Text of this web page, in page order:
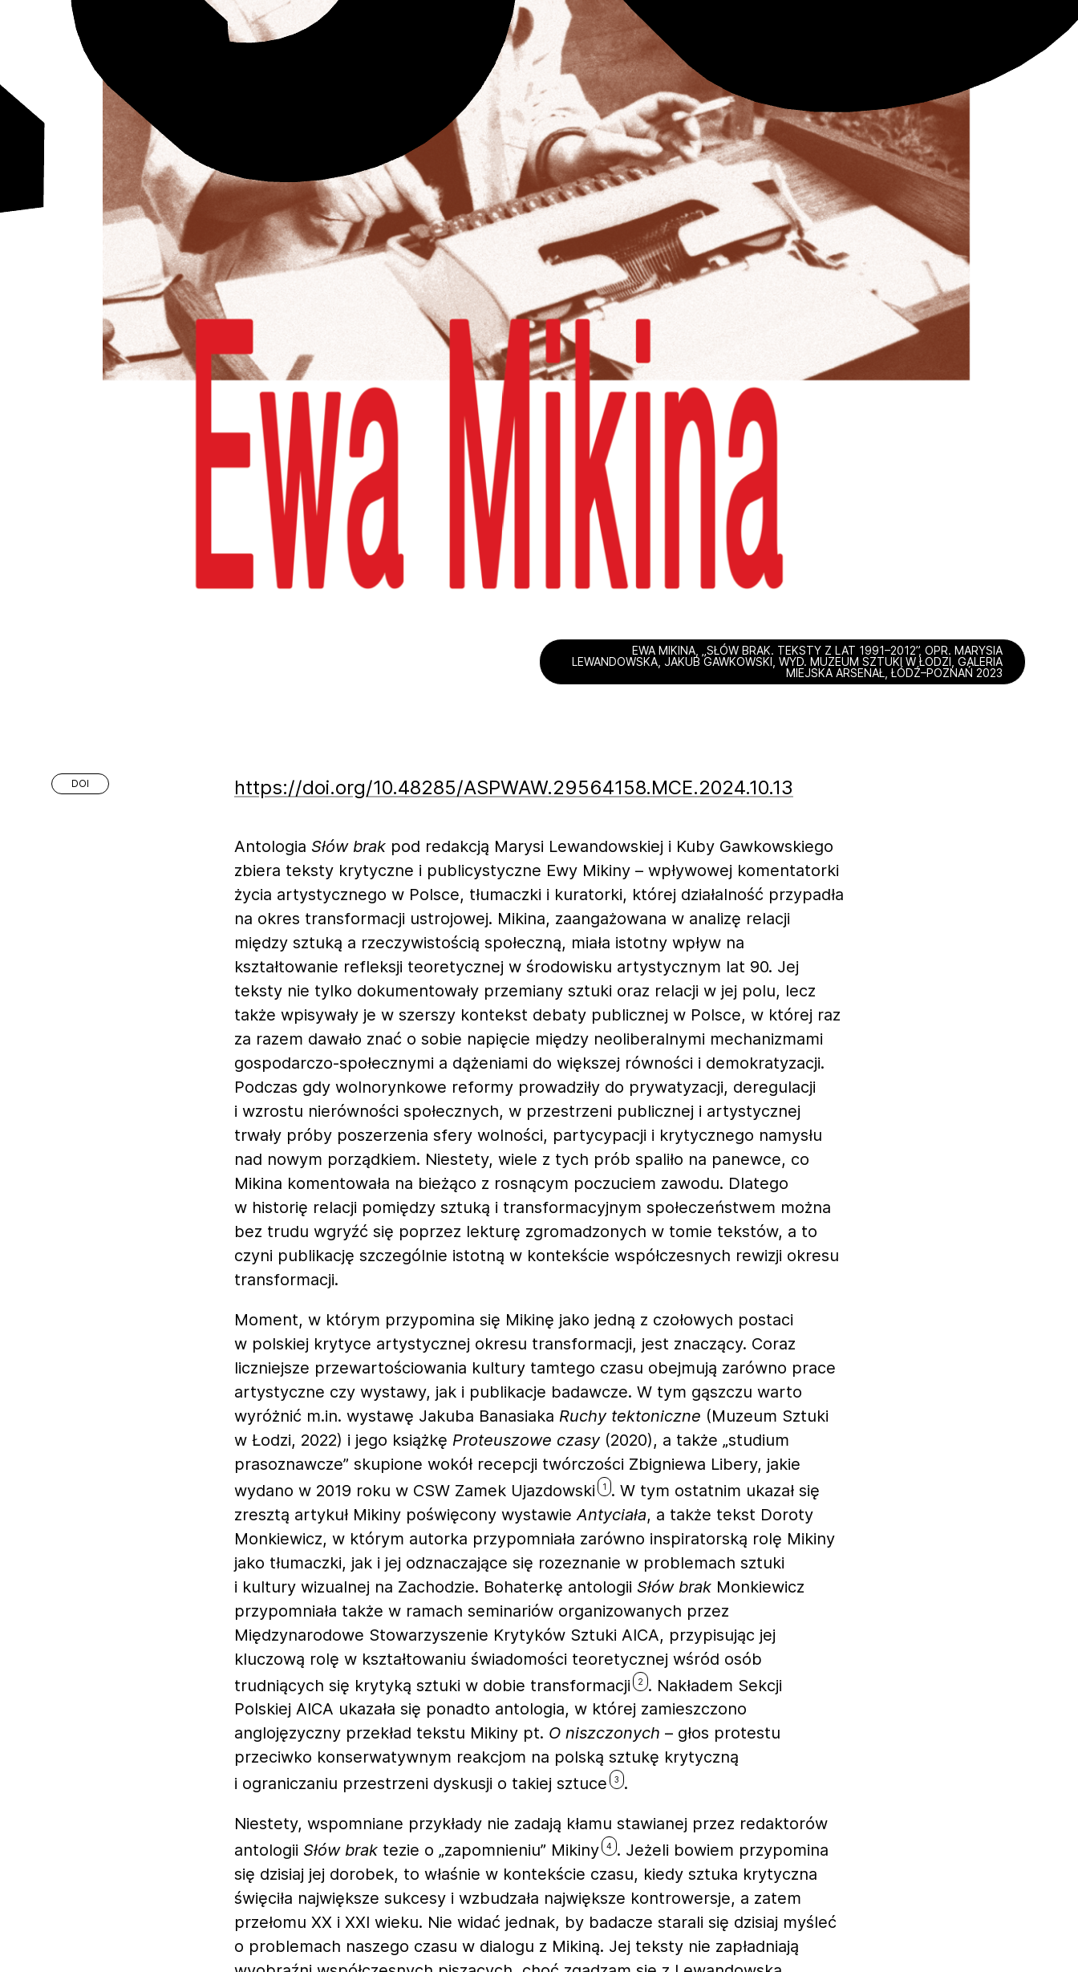
EWA MIKINA, „SŁÓW BRAK. TEKSTY Z LAT 1991–2012”, OPR. MARYSIA
LEWANDOWSKA, JAKUB GAWKOWSKI, WYD. MUZEUM SZTUKI W ŁODZI, GALERIA
MIEJSKA ARSENAŁ, ŁÓDŹ–POZNAŃ 2023
DOI https://doi.org/10.48285/ASPWAW.29564158.MCE.2024.10.13
Antologia Słów brak pod redakcją Marysi Lewandowskiej i Kuby Gawkowskiego
zbiera teksty krytyczne i publicystyczne Ewy Mikiny – wpływowej komentatorki
życia artystycznego w Polsce, tłumaczki i kuratorki, której działalność przypadła
na okres transformacji ustrojowej. Mikina, zaangażowana w analizę relacji
między sztuką a rzeczywistością społeczną, miała istotny wpływ na
kształtowanie refleksji teoretycznej w środowisku artystycznym lat 90. Jej
teksty nie tylko dokumentowały przemiany sztuki oraz relacji w jej polu, lecz
także wpisywały je w szerszy kontekst debaty publicznej w Polsce, w której raz
za razem dawało znać o sobie napięcie między neoliberalnymi mechanizmami
gospodarczo-społecznymi a dążeniami do większej równości i demokratyzacji.
Podczas gdy wolnorynkowe reformy prowadziły do prywatyzacji, deregulacji
i wzrostu nierówności społecznych, w przestrzeni publicznej i artystycznej
trwały próby poszerzenia sfery wolności, partycypacji i krytycznego namysłu
nad nowym porządkiem. Niestety, wiele z tych prób spaliło na panewce, co
Mikina komentowała na bieżąco z rosnącym poczuciem zawodu. Dlatego
w historię relacji pomiędzy sztuką i transformacyjnym społeczeństwem można
bez trudu wgryźć się poprzez lekturę zgromadzonych w tomie tekstów, a to
czyni publikację szczególnie istotną w kontekście współczesnych rewizji okresu
transformacji.
Moment, w którym przypomina się Mikinę jako jedną z czołowych postaci
w polskiej krytyce artystycznej okresu transformacji, jest znaczący. Coraz
liczniejsze przewartościowania kultury tamtego czasu obejmują zarówno prace
artystyczne czy wystawy, jak i publikacje badawcze. W tym gąszczu warto
wyróżnić m.in. wystawę Jakuba Banasiaka Ruchy tektoniczne (Muzeum Sztuki
w Łodzi, 2022) i jego książkę Proteuszowe czasy (2020), a także „studium
prasoznawcze” skupione wokół recepcji twórczości Zbigniewa Libery, jakie
wydano w 2019 roku w CSW Zamek Ujazdowski
1
. W tym ostatnim ukazał się
zresztą artykuł Mikiny poświęcony wystawie Antyciała, a także tekst Doroty
Monkiewicz, w którym autorka przypomniała zarówno inspiratorską rolę Mikiny
jako tłumaczki, jak i jej odznaczające się rozeznanie w problemach sztuki
i kultury wizualnej na Zachodzie. Bohaterkę antologii Słów brak Monkiewicz
przypomniała także w ramach seminariów organizowanych przez
Międzynarodowe Stowarzyszenie Krytyków Sztuki AICA, przypisując jej
kluczową rolę w kształtowaniu świadomości teoretycznej wśród osób
trudniących się krytyką sztuki w dobie transformacji
2
. Nakładem Sekcji
Polskiej AICA ukazała się ponadto antologia, w której zamieszczono
anglojęzyczny przekład tekstu Mikiny pt. O niszczonych – głos protestu
przeciwko konserwatywnym reakcjom na polską sztukę krytyczną
i ograniczaniu przestrzeni dyskusji o takiej sztuce
3 .
Niestety, wspomniane przykłady nie zadają kłamu stawianej przez redaktorów
antologii Słów brak tezie o „zapomnieniu” Mikiny 4
. Jeżeli bowiem przypomina
się dzisiaj jej dorobek, to właśnie w kontekście czasu, kiedy sztuka krytyczna
święciła największe sukcesy i wzbudzała największe kontrowersje, a zatem
przełomu XX i XXI wieku. Nie widać jednak, by badacze starali się dzisiaj myśleć
o problemach naszego czasu w dialogu z Mikiną. Jej teksty nie zapładniają